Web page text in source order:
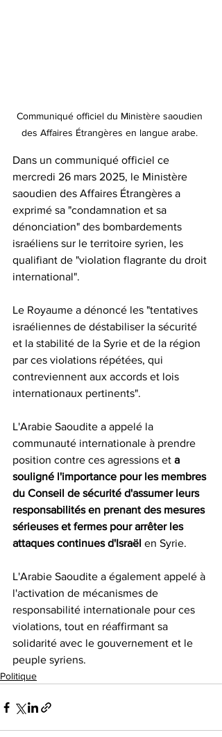
Communiqué officiel du Ministère saoudien
des Affaires Étrangères en langue arabe.
Dans un communiqué officiel ce
mercredi 26 mars 2025, le Ministère
saoudien des Affaires Étrangères a
exprimé sa "condamnation et sa
dénonciation" des bombardements
israéliens sur le territoire syrien, les
qualifiant de "violation flagrante du droit
international".
Le Royaume a dénoncé les "tentatives
israéliennes de déstabiliser la sécurité
et la stabilité de la Syrie et de la région
par ces violations répétées, qui
contreviennent aux accords et lois
internationaux pertinents".
L'Arabie Saoudite a appelé la
communauté internationale à prendre
position contre ces agressions et a
souligné l'importance pour les membres
du Conseil de sécurité d'assumer leurs
responsabilités en prenant des mesures
sérieuses et fermes pour arrêter les
attaques continues d'Israël en Syrie.
L'Arabie Saoudite a également appelé à
l'activation de mécanismes de
responsabilité internationale pour ces
violations, tout en réaffirmant sa
solidarité avec le gouvernement et le
peuple syriens.
Politique